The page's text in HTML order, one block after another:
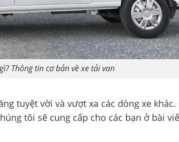
Thông tin cơ bản về xe tải van
tuyệt vời và vượt xa các dòng xe
tôi sẽ cung cấp cho các bạn ở bài